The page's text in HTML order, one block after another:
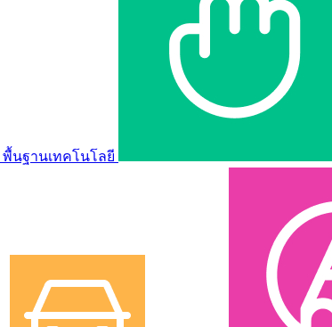
พื้นฐานเทคโนโลยี